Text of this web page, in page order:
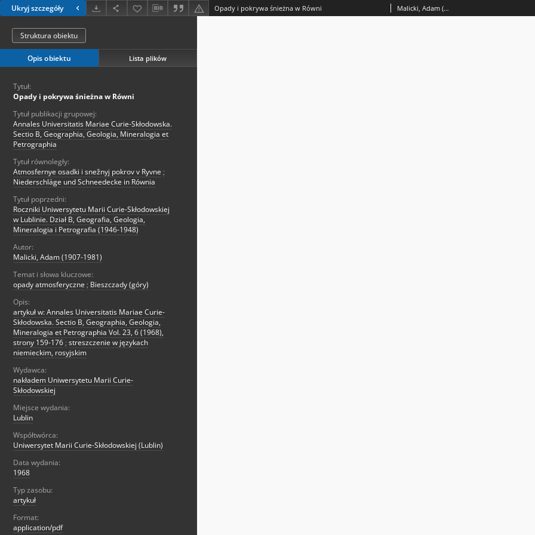
Ukryj szczegóły Opady i pokrywa śnieżna w Równi Malicki, Adam (1907-1981)
Struktura obiektu
Opis obiektu Lista plików
Tytuł:
Opady i pokrywa śnieżna w Równi
Tytuł publikacji grupowej:
Annales Universitatis Mariae Curie-Skłodowska.
Sectio B, Geographia, Geologia, Mineralogia et
Petrographia
Tytuł równoległy:
Atmosfernye osadki i snežnyj pokrov v Ryvne ;
Niederschläge und Schneedecke in Równia
Tytuł poprzedni:
Roczniki Uniwersytetu Marii Curie-Skłodowskiej
w Lublinie. Dział B, Geografia, Geologia,
Mineralogia i Petrografia (1946-1948)
Autor:
Malicki, Adam (1907-1981)
Temat i słowa kluczowe:
opady atmosferyczne ; Bieszczady (góry)
Opis:
artykuł w: Annales Universitatis Mariae Curie-
Skłodowska. Sectio B, Geographia, Geologia,
Mineralogia et Petrographia Vol. 23, 6 (1968),
strony 159-176 ; streszczenie w językach
niemieckim, rosyjskim
Wydawca:
nakładem Uniwersytetu Marii Curie-
Skłodowskiej
Miejsce wydania:
Lublin
Współtwórca:
Uniwersytet Marii Curie-Skłodowskiej (Lublin)
Data wydania:
1968
Typ zasobu:
artykuł
Format:
application/pdf